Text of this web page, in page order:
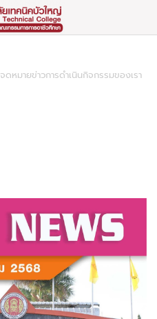
จดหมายข่าวการดำเนินกิจกรรมของเรา